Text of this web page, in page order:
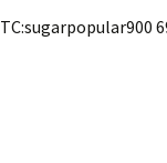
TC:sugarpopular900